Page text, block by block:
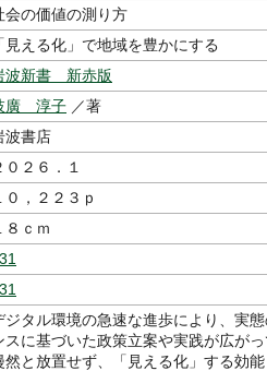
会の価値の測り方
「見える化」で地域を豊かにする
波新書 新赤版
廣 淳子 ／著
波書店
０２６．１
０，２２３ｐ
８ｃｍ
ジタル環境の急速な進歩により、実
スに基づいた政策立案や実践が広が
然と放置せず、「見える化」する効